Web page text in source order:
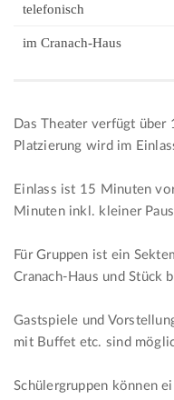
telefonisch
im Cranach-Haus
Das Theater verfügt
Platzierung wird im
Einlass ist 15 Minuten
Minuten inkl. kleiner
Für Gruppen ist ein
Cranach-Haus und Stück
Gastspiele und
mit Buffet etc. sind
Schülergruppen können